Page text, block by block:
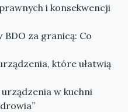
i konsekwencji
BDO za granicą: Co
które ułatwią
urządzenia w kuchni